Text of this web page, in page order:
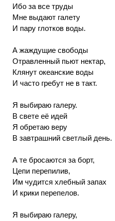
Ибо за все труды
Мне выдают галету
И пару глотков воды.
А жаждущие свободы
Отравленный пьют нектар,
Клянут океанские воды
И часто гребут не в такт.
Я выбираю галеру.
В свете её идей
Я обретаю веру
В завтрашний светлый день.
А те бросаются за борт,
Цепи перепилив,
Им чудится хлебный запах
И крики перепелов.
Я выбираю галеру,